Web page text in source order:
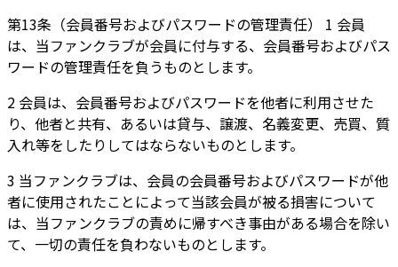
第13条（会員番号およびパスワードの管理責任） 1 会員
は、当ファンクラブが会員に付与する、会員番号およびパス
ワードの管理責任を負うものとします。
2 会員は、会員番号およびパスワードを他者に利用させた
り、他者と共有、あるいは貸与、譲渡、名義変更、売買、質
入れ等をしたりしてはならないものとします。
3 当ファンクラブは、会員の会員番号およびパスワードが他
者に使用されたことによって当該会員が被る損害について
は、当ファンクラブの責めに帰すべき事由がある場合を除い
て、一切の責任を負わないものとします。